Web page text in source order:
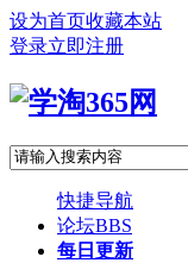
设为首页收藏本站
登录立即注册
快捷导航
论坛BBS
每日更新